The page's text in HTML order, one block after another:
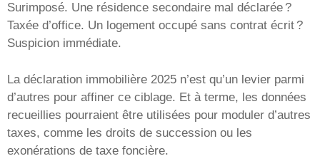
Surimposé. Une résidence secondaire mal déclarée ?
Taxée d’office. Un logement occupé sans contrat écrit ?
Suspicion immédiate.
La déclaration immobilière 2025 n’est qu’un levier parmi
d’autres pour affiner ce ciblage. Et à terme, les données
recueillies pourraient être utilisées pour moduler d’autres
taxes, comme les droits de succession ou les
exonérations de taxe foncière.